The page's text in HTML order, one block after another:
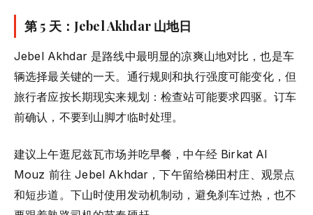
第 5 天：Jebel Akhdar 山地日
Jebel Akhdar 是路线中最明显的凉爽山地对比，也是车
辆选择最关键的一天。通行规则和执行强度可能变化，但
旅行者应按长期现实来规划：检查站可能要求四驱。订车
前确认，不要到山脚才临时处理。
建议上午逛尼兹瓦市场并吃早餐，中午经 Birkat Al
Mouz 前往 Jebel Akhdar，下午留给梯田村庄、观景点
和短步道。下山时使用发动机制动，避免刹车过热，也不